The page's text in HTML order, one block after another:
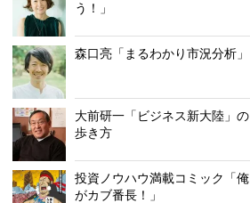
う！」
森口亮「まるわかり市況分析」
大前研一「ビジネス新大陸」の
歩き方
投資ノウハウ満載コミック「俺
がカブ番長！」